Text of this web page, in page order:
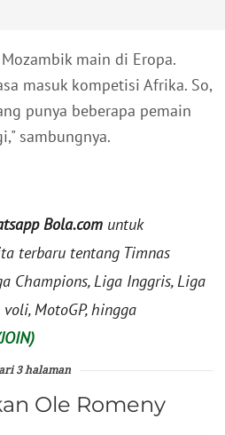
main di Eropa.
masuk kompetisi Afrika. So,
punya beberapa pemain
sambungnya.
Bola.com untuk
terbaru tentang Timnas
Champions, Liga Inggris, Liga
MotoGP, hingga
3 halaman
Ole Romeny